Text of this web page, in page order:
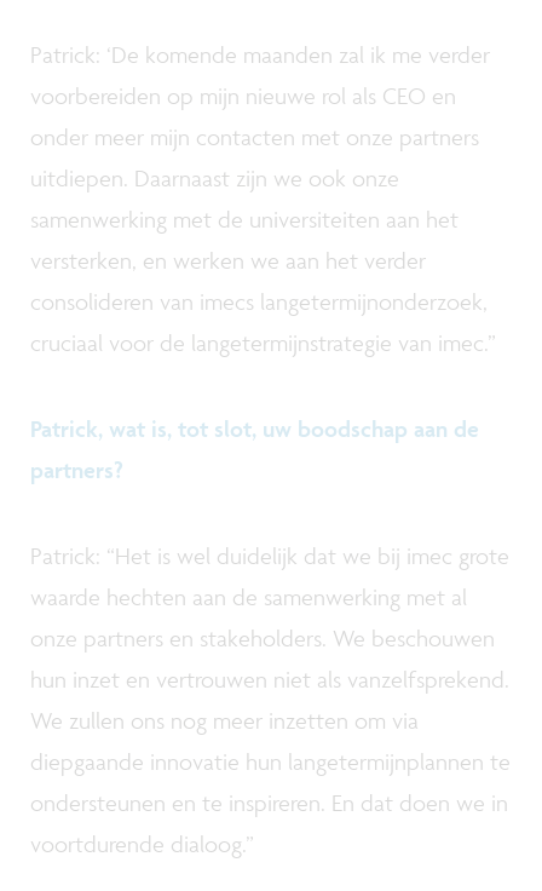
Patrick: ‘De komende maanden zal ik me verder
voorbereiden op mijn nieuwe rol als CEO en
onder meer mijn contacten met onze partners
uitdiepen. Daarnaast zijn we ook onze
samenwerking met de universiteiten aan het
versterken, en werken we aan het verder
consolideren van imecs langetermijnonderzoek,
cruciaal voor de langetermijnstrategie van imec.”
Patrick, wat is, tot slot, uw boodschap aan de
partners?
Patrick: “Het is wel duidelijk dat we bij imec grote
waarde hechten aan de samenwerking met al
onze partners en stakeholders. We beschouwen
hun inzet en vertrouwen niet als vanzelfsprekend.
We zullen ons nog meer inzetten om via
diepgaande innovatie hun langetermijnplannen te
ondersteunen en te inspireren. En dat doen we in
voortdurende dialoog.”